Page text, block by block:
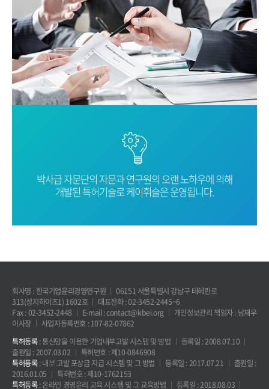
박사급 자문단의 자문과 연구원의 오랜노하우에 의해
개발된 특허기술로케이휘슬은 운영됩니다.
회사명 : 한국기업윤리경영연구원
06151 서울특별시 강남구 테헤란로
313(성지하이츠1) 1602호
대표전화 : 02-3452-2445~6
Fax : 02-3452-2448
E-mail : contact@kbei.org
개인정보관리 책임자 : 남재우
이사장
사업자등록번호 : 107-82-07862
특허등록: 통신망을 이용한 기업내부고발 시스템 및 방법
등록일 : 2008.07.10
출원일 : 2007.03.02
특허번호 : 제10-0846908
특허등록: 내부 고발 포상금 지급 시스템 및 그 방법 등록일 : 2017.07.21
출원일 :
2016.01.05
특허번호 : 제10-1762153
특허등록: 온라인 경영윤리 교육 시스템 및 그 교육방법 등록일 : 2018.08.03